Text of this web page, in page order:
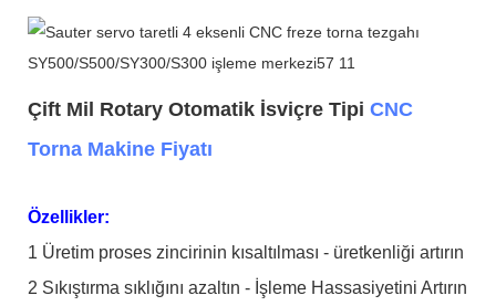
Çift Mil Rotary Otomatik İsviçre Tipi CNC
Torna Makine Fiyatı
Özellikler:
1 Üretim proses zincirinin kısaltılması - üretkenliği artırın
2 Sıkıştırma sıklığını azaltın - İşleme Hassasiyetini Artırın